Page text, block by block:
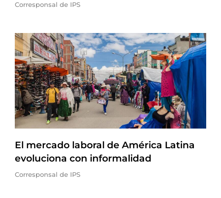
Corresponsal de IPS
El mercado laboral de América Latina
evoluciona con informalidad
Corresponsal de IPS